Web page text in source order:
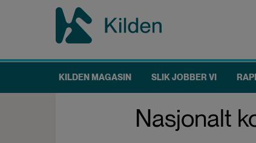
Main
navigation
KILDEN MAGASIN SLIK JOBBER VI
Nasjonalt